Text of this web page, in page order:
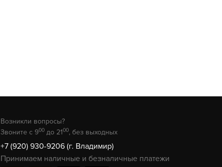
Возникли вопросы?
Звоните с 900 до 2100, без выходных
+7 (920) 930-9206 (г. Владимир)
Принимаем наличные и безналичные платежи